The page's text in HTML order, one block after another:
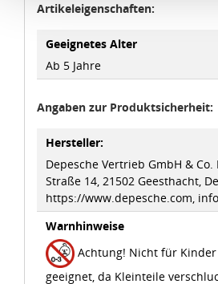
die Verwendung von
eines angemessenen
dass die Datenschutzvorgaben der
auf Ihrem Bildschirm anpassen
idee+spiel Betriebs-GmbH
Datenschutzbestimmungenund
Artikeleigenschaften:
Geeignetes Alter
Ab 5 Jahre
Angaben zur Produktsicherheit:
Hersteller:
Depesche Vertrieb GmbH & Co.
Straße 14, 21502 Geesthacht,
https://www.depesche.com,
Warnhinweise
Achtung! Nicht für
geeignet, da Kleinteile